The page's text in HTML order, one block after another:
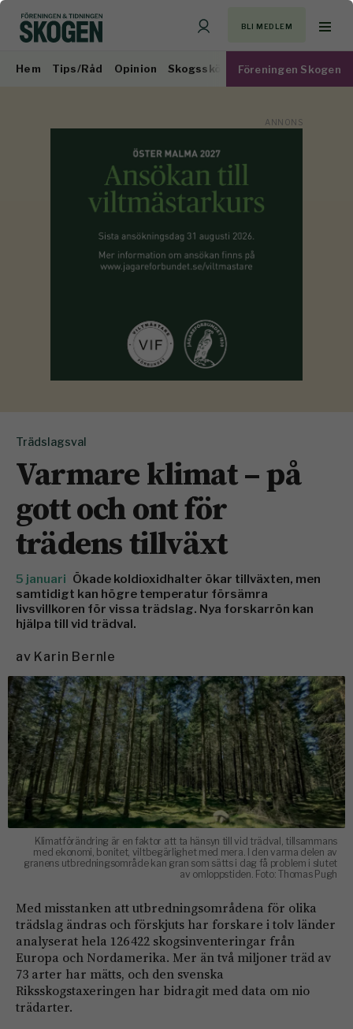
BLI MEDLEM
Hem Tips/Råd Opinion Skogsskötsel Virkesmarknad
Föreningen Skogen
Trädslagsval
Varmare klimat – på
gott och ont för
trädens tillväxt
5 januari Ökade koldioxidhalter ökar tillväxten, men
samtidigt kan högre temperatur försämra
livsvillkoren för vissa trädslag. Nya forskarrön kan
hjälpa till vid trädval.
av Karin Bernle
Klimatförändring är en faktor att ta hänsyn till vid trädval, tillsammans
med ekonomi, bonitet, viltbegärlighet med mera. I den varma delen av
granens utbredningsområde kan gran som sätts i dag få problem i slutet
av omloppstiden. Foto: Thomas Pugh
Med misstanken att utbredningsområdena för olika
trädslag ändras och förskjuts har forskare i tolv länder
analyserat hela 126 422 skogsinventeringar från
Europa och Nordamerika. Mer än två miljoner träd av
73 arter har mätts, och den svenska
Riksskogstaxeringen har bidragit med data om nio
trädarter.